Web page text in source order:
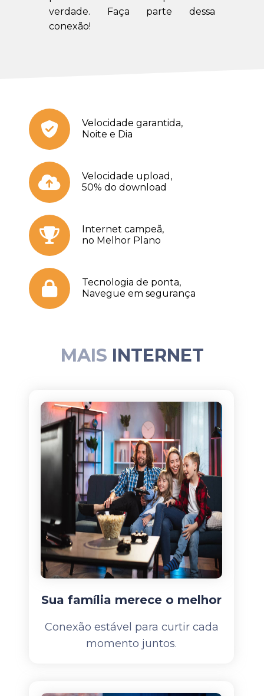
verdade. Faça parte dessa
conexão!
Velocidade garantida,
Noite e Dia
Velocidade upload,
50% do download
Internet campeã,
no Melhor Plano
Tecnologia de ponta,
Navegue em segurança
MAIS INTERNET
Sua família merece o melhor
Conexão estável para curtir cada
momento juntos.